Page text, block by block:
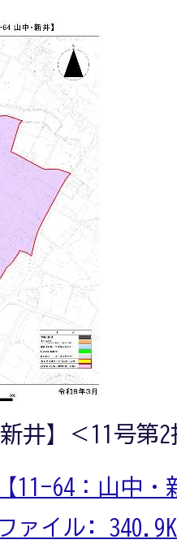
井】＜11号第
11-64：山中・
ァイル: